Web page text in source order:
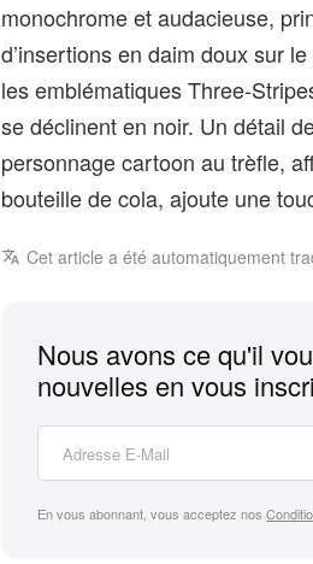
monochrome et audacieuse,
d’insertions en daim doux sur
les emblématiques
se déclinent en noir. Un détail
personnage cartoon au trèfle,
bouteille de cola, ajoute une
Cet article a été automatiquement
Nous avons ce qu'il
nouvelles en vous
En vous abonnant, vous acceptez nos